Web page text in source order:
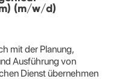
(m/w/d)
mit der Planung,
Ausführung von
Dienst übernehmen